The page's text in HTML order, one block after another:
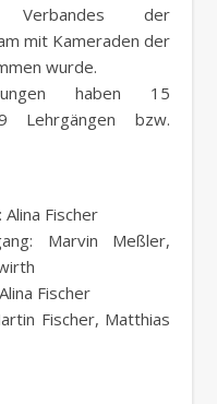
Verbandes der
mit Kameraden der
wurde.
haben 15
Lehrgängen bzw.
Fischer
Marvin Meßler,
Fischer
Fischer, Matthias